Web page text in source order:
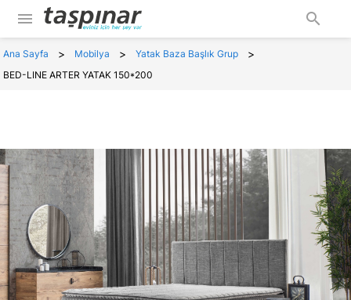
menu search
Ana Sayfa > Mobilya > Yatak Baza Başlık Grup >
BED-LINE ARTER YATAK 150*200